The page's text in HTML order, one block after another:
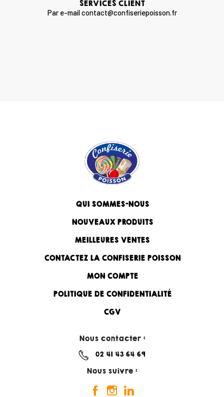
SERVICES CLIENT
Par e-mail contact@confiseriepoisson.fr
QUI SOMMES-NOUS
NOUVEAUX PRODUITS
MEILLEURES VENTES
CONTACTEZ LA CONFISERIE POISSON
MON COMPTE
POLITIQUE DE CONFIDENTIALITÉ
CGV
Nous contacter :
02 41 43 64 69
Nous suivre :